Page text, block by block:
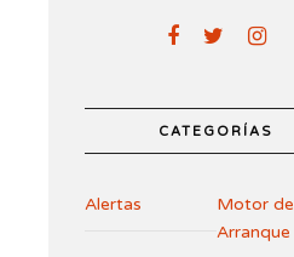
CATEGORÍAS
Alertas
Motor de
Arranque